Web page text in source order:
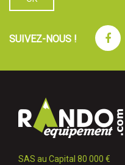
SUIVEZ-NOUS !
SAS au Capital 80 000 €